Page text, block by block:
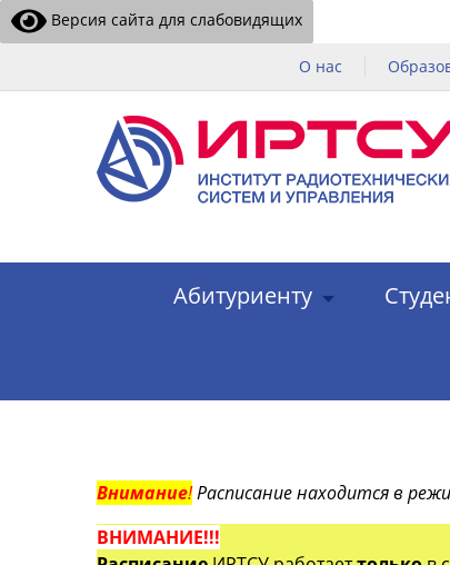
Версия сайта для слабовидящих
О нас
Абитуриенту
Внимание!Расписание находится в
ВНИМАНИЕ!!!